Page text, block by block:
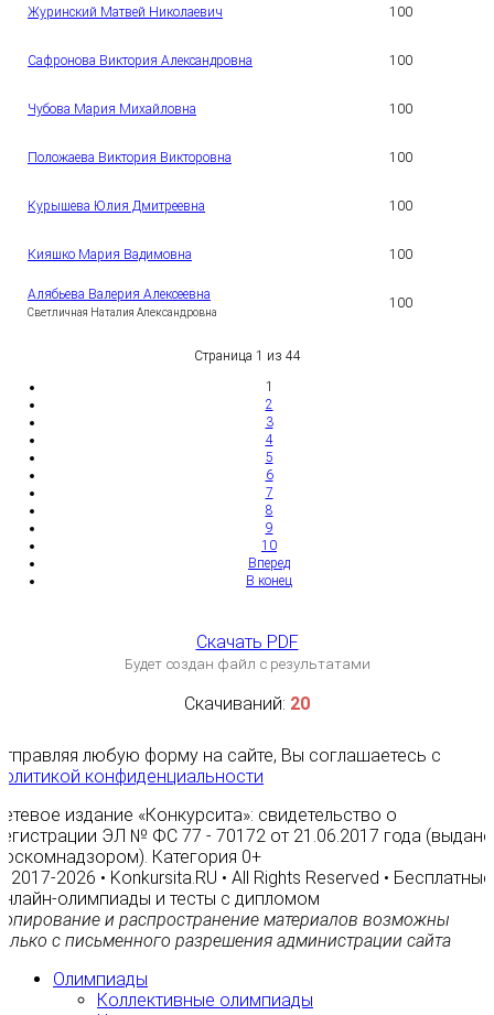
Журинский Матвей Николаевич 100
Сафронова Виктория Александровна 100
Чубова Мария Михайловна 100
Положаева Виктория Викторовна 100
Курышева Юлия Дмитреевна 100
Кияшко Мария Вадимовна 100
Алябьева Валерия Алексеевна
Светличная Наталия Александровна
100
Страница 1 из 44
1
2
3
4
5
6
7
8
9
10
Вперед
В конец
Скачать PDF
Будет создан файл с результатами
Скачиваний: 20
любую форму на сайте, Вы соглашаетесь с
конфиденциальности
издание «Конкурсита»: свидетельство о
ЭЛ № ФС 77 - 70172 от 21.06.2017 года (выдано
Категория 0+
2017-2026 • Konkursita.RU • All Rights Reserved • Бесплатные
олимпиады и тесты с дипломом
и распространение материалов возможны
с письменного разрешения администрации сайта
Олимпиады
Коллективные олимпиады